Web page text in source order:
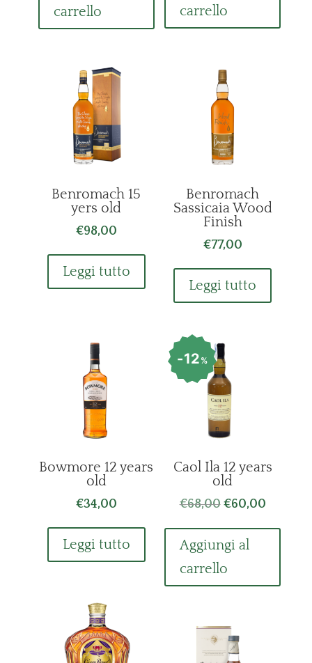
€42,00.
carrello carrello
Benromach 15
yers old
€98,00
Leggi tutto
Benromach
Sassicaia Wood
Finish
€77,00
Leggi tutto
Bowmore 12 years
old
€34,00
Leggi tutto
12%
Caol Ila 12 years
old
€68,00 Il
originale
era:
€68,00.
€60,00Il
Aggiungi al
carrello